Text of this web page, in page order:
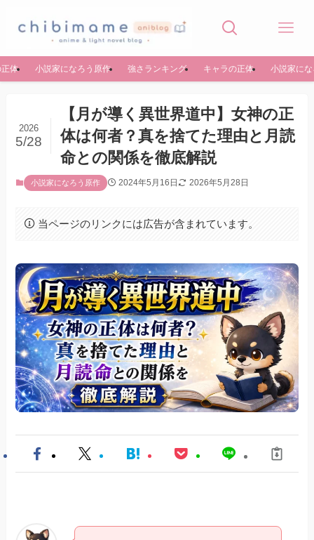
体 小説家になろう原作 強さランキング キャラの正体 小説家に
【月が導く異世界道中】女神の正
体は何者？真を捨てた理由と月読
命との関係を徹底解説
2026
5/28
小説家になろう原作 2024年5月16日 2026年5月28日
当ページのリンクには広告が含まれています。